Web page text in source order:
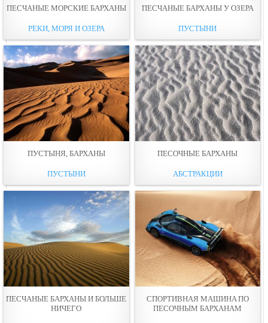
ПЕСЧАНЫЕ МОРСКИЕ БАРХАНЫ
РЕКИ, МОРЯ И ОЗЕРА
ПЕСЧАНЫЕ БАРХАНЫ У ОЗЕРА
ПУСТЫНИ
ПУСТЫНЯ, БАРХАНЫ
ПУСТЫНИ
ПЕСОЧНЫЕ БАРХАНЫ
АБСТРАКЦИИ
ПЕСЧАНЫЕ БАРХАНЫ И БОЛЬШЕ
НИЧЕГО
СПОРТИВНАЯ МАШИНA ПО
ПЕСОЧНЫМ БАРХАНАМ